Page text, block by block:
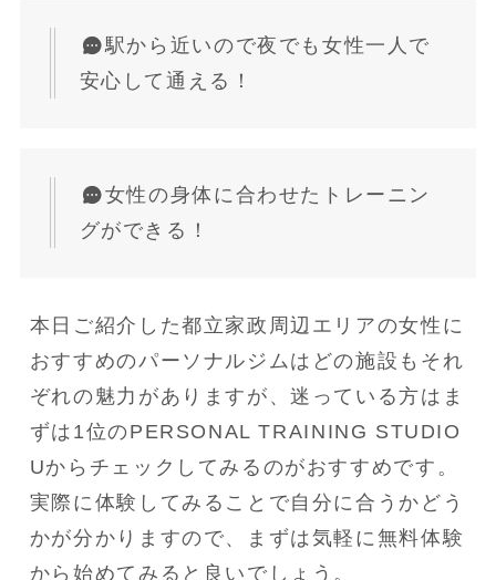
駅から近いので夜でも女性一人で
安心して通える！
女性の身体に合わせたトレーニン
グができる！
本日ご紹介した都立家政周辺エリアの女性に
おすすめのパーソナルジムはどの施設もそれ
ぞれの魅力がありますが、迷っている方はま
ずは1位のPERSONAL TRAINING STUDIO
Uからチェックしてみるのがおすすめです。
実際に体験してみることで自分に合うかどう
かが分かりますので、まずは気軽に無料体験
から始めてみると良いでしょう。